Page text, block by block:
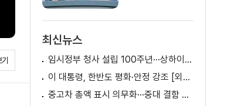
최신뉴스
임시정부 청사 설립 100주년···상하이서 만난 K-컬처! [세계 속 한국]
이 대통령, 한반도 평화·안정 강조 [외신에 비친 한국]
중고차 총액 표시 의무화···중대 결함 시 '계약 해제'